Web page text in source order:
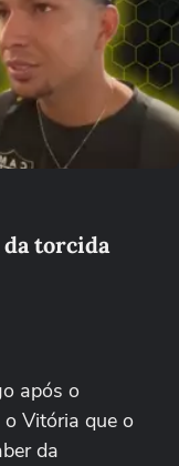
vídeo
torcida
após o
Vitória que o
da